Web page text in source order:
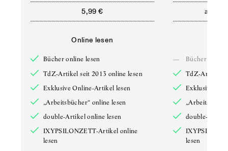
5,99 €
Online lesen
Bücher online lesen
TdZ-Artikel seit 2013 online lesen
Exklusive Online-Artikel lesen
„Arbeitsbücher“ online lesen
double-Artikel online lesen
IXYPSILONZETT-Artikel online
lesen
ab
—
Bücher online
TdZ-Artikel
Exklusive
double-
lesen